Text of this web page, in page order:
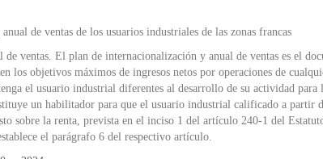
de ventas de los usuarios industriales de las zonas francas
ventas. El plan de internacionalización y anual de ventas es el
los objetivos máximos de ingresos netos por operaciones de
el usuario industrial diferentes al desarrollo de su actividad para
un habilitador para que el usuario industrial calificado a partir
sobre la renta, prevista en el inciso 1 del artículo 240-1 del
el parágrafo 6 del respectivo artículo.